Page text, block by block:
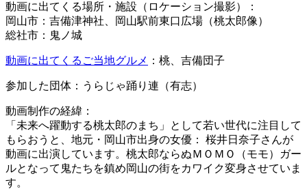
動画に出てくる場所・施設（ロケーション撮影）：
岡山市：吉備津神社、岡山駅前東口広場（桃太郎像）
総社市：鬼ノ城
動画に出てくるご当地グルメ ：桃、吉備団子
参加した団体：うらじゃ踊り連（有志）
動画制作の経緯：
「未来へ躍動する桃太郎のまち」として若い世代に注目して
もらおうと、地元・岡山市出身の女優： 桜井日奈子さんが
動画に出演しています。桃太郎ならぬＭＯＭＯ（モモ）ガー
ルとなって鬼たちを鎮め岡山の街をカワイク変身させていま
す。